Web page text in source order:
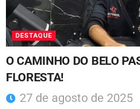
DESTAQUE
O CAMINHO DO BELO
FLORESTA!
27 de agosto de 2025